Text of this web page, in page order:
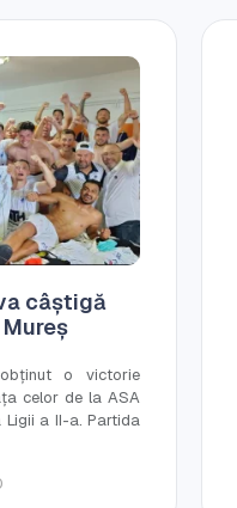
câștigă
o victorie
celor de la ASA
Ligii a II-a. Partida